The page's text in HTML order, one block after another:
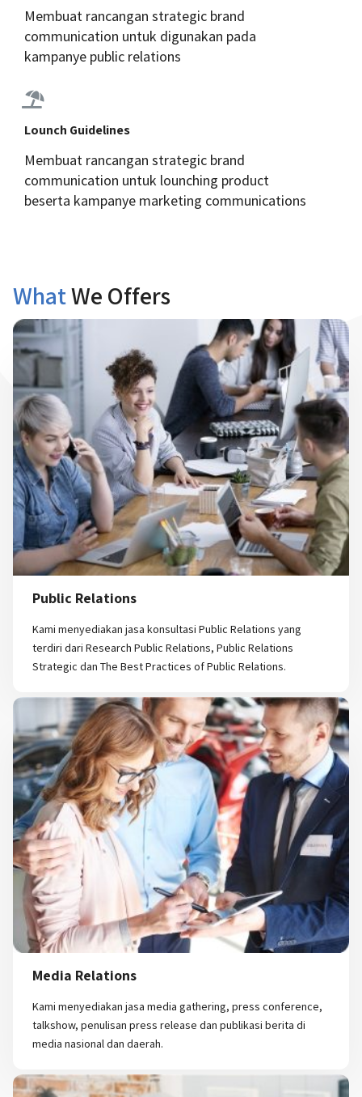
Membuat rancangan strategic brand
communication untuk digunakan pada
kampanye public relations
Lounch Guidelines
Membuat rancangan strategic brand
communication untuk lounching product
beserta kampanye marketing communications
WhatWe Offers
Public Relations
Kami menyediakan jasa konsultasi Public Relations yang
terdiri dari Research Public Relations, Public Relations
Strategic dan The Best Practices of Public Relations.
Media Relations
Kami menyediakan jasa media gathering, press conference,
talkshow, penulisan press release dan publikasi berita di
media nasional dan daerah.